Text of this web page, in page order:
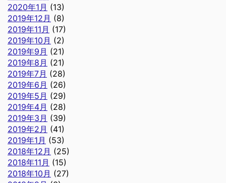
2020年1月 (13)
2019年12月 (8)
2019年11月 (17)
2019年10月 (2)
2019年9月 (21)
2019年8月 (21)
2019年7月 (28)
2019年6月 (26)
2019年5月 (29)
2019年4月 (28)
2019年3月 (39)
2019年2月 (41)
2019年1月 (53)
2018年12月 (25)
2018年11月 (15)
2018年10月 (27)